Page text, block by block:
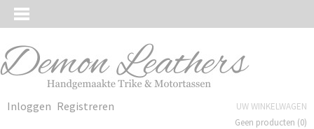
Inloggen Registreren
UW WINKELWAGEN
Geen producten (0)